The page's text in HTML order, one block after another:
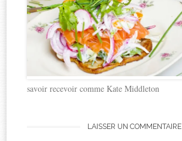
savoir recevoir comme Kate Middleton
LAISSER UN COMMENTAIRE